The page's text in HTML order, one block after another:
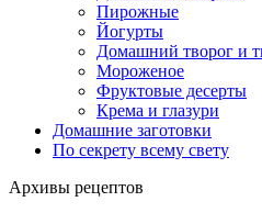
Пирожные
Йогурты
Домашний творог и
Мороженое
Фруктовые десерты
Крема и глазури
Домашние заготовки
По секрету всему свету
Архивы рецептов